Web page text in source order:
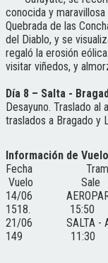
conocida y
Quebrada de las
del Diablo, y se
regaló la erosión
visitar viñedos, y
Día 8 – Salta -
Desayuno. Traslado al
traslados a Bragado y
Información de
Vuelo Sale /
14/06
1518. 15:50
21/06
149 11:30